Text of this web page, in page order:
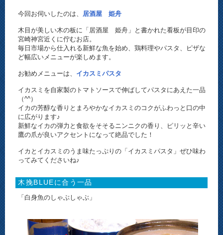
今回お伺いしたのは、 居酒屋 姫舟
木目が美しい木の板に「居酒屋 姫舟」と書かれた看板が目印の
宮崎神宮近くに佇むお店。
毎日市場から仕入れる新鮮な魚を始め、鶏料理やパスタ、ピザな
ど幅広いメニューが楽しめます。
お勧めメニューは、 イカスミパスタ
イカスミを自家製のトマトソースで伸ばしてパスタにあえた一品
（^^）
イカの芳醇な香りとまろやかなイカスミのコクがふわっと口の中
に広がります♪
新鮮なイカの弾力と食欲をそそるニンニクの香り、ピリッと辛い
鷹の爪が良いアクセントになって絶品でした！
イカとイカスミのうま味たっぷりの「イカスミパスタ」ぜひ味わ
ってみてくださいね♪
木挽BLUEに合う一品
「白身魚のしゃぶしゃぶ」